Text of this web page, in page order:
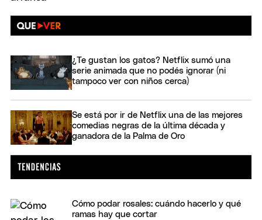
¿Te gustan los gatos? Netflix sumó una
serie animada que no podés ignorar (ni
tampoco ver con niños cerca)
Se está por ir de Netflix una de las mejores
comedias negras de la última década y
ganadora de la Palma de Oro
Cómo podar rosales: cuándo hacerlo y qué
ramas hay que cortar